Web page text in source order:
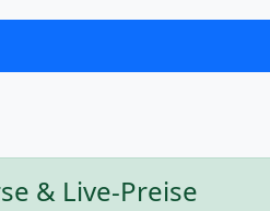
& Live-Preise